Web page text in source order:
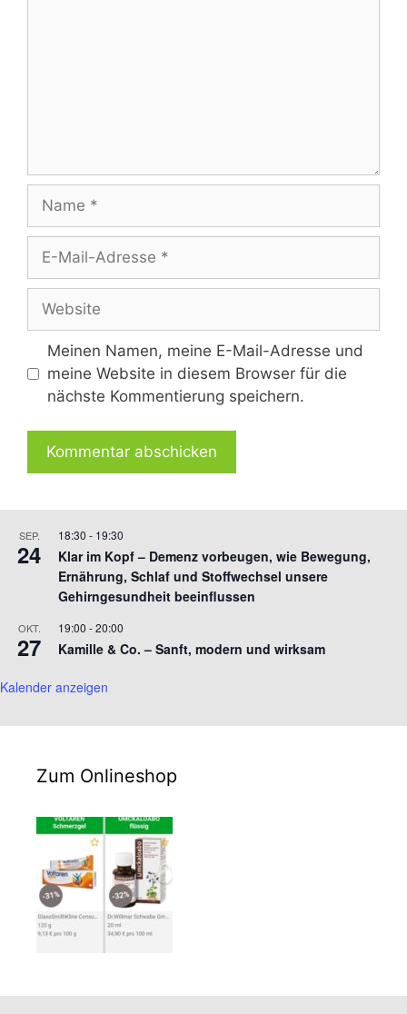
Mail-
Adresse
Meinen Namen, meine E-Mail-Adresse und
meine Website in diesem Browser für die
nächste Kommentierung speichern.
SEP.
24
18:30 - 19:30
Klar im Kopf – Demenz vorbeugen, wie Bewegung,
Ernährung, Schlaf und Stoffwechsel unsere
Gehirngesundheit beeinflussen
OKT.
27
19:00 -20:00
Kamille & Co. – Sanft, modern und wirksam
Kalender anzeigen
Zum Onlineshop